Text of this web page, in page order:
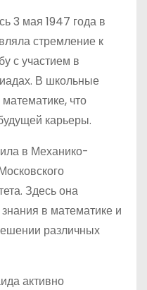
3 мая 1947 года в
стремление к
с участием в
В школьные
что
карьеры.
в Механико-
Здесь она
в математике и
различных
активно